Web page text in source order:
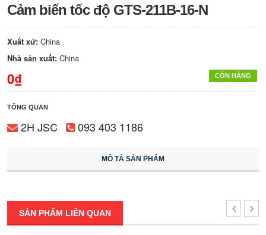
Cảm biến tốc độ GTS-211B-16-N
Xuất xứ: China
Nhà sản xuất: China
CÒN HÀNG
0₫
TỔNG QUAN
2H JSC 093 403 1186
MÔ TẢ SẢN PHẨM
SẢN PHẨM LIÊN QUAN